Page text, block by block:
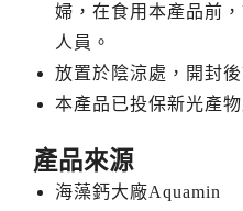
婦，在食用本產品前
人員。
放置於陰涼處，開封
本產品已投保新光產
產品來源
海藻鈣大廠Aquamin